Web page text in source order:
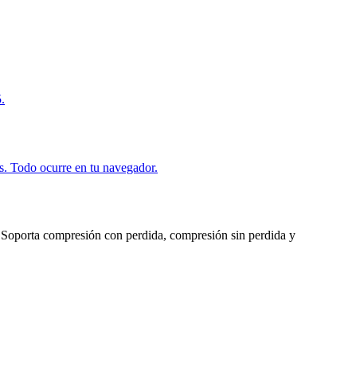
Todo ocurre en tu navegador.
compresión con perdida, compresión sin perdida y